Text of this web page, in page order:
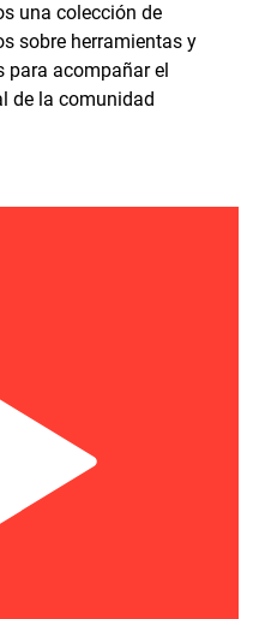
una colección de
sobre herramientas y
para acompañar el
de la comunidad